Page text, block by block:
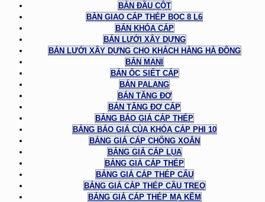
BẢN ĐẦU CỘT
BÀN GIAO CÁP THÉP BỌC 8 L6
BÁN KHÓA CÁP
BÁN LƯỚI XÂY DỰNG
BÁN LƯỚI XÂY DỰNG CHO KHÁCH HÀNG HÀ ĐÔNG
BÁN MANI
BÁN ỐC SIẾT CÁP
BÁN PALANG
BÁN TĂNG ĐƠ
BÁN TĂNG ĐƠ CÁP
BẢNG BÁO GIÁ CÁP THÉP
BẢNG BÁO GIÁ CỦA KHÓA CÁP PHI 10
BẢNG GIÁ CÁP CHỐNG XOẮN
BẢNG GIÁ CÁP LỤA
BẢNG GIÁ CÁP THÉP
BẢNG GIÁ CÁP THÉP CẨU
BẢNG GIÁ CÁP THÉP CẦU TREO
BẢNG GIÁ CÁP THÉP MẠ KẼM